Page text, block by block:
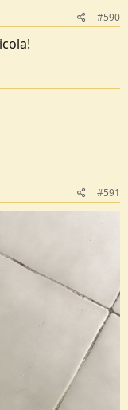
#590
#591